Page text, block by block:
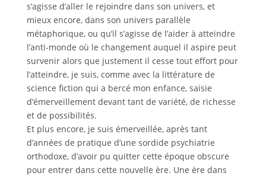
s’agisse d’aller le rejoindre dans son univers, et
mieux encore, dans son univers parallèle
métaphorique, ou qu’il s’agisse de l’aider à atteindre
l’anti-monde où le changement auquel il aspire peut
survenir alors que justement il cesse tout effort pour
l’atteindre, je suis, comme avec la littérature de
science fiction qui a bercé mon enfance, saisie
d’émerveillement devant tant de variété, de richesse
et de possibilités.
Et plus encore, je suis émerveillée, après tant
d’années de pratique d’une sordide psychiatrie
orthodoxe, d’avoir pu quitter cette époque obscure
pour entrer dans cette nouvelle ère. Une ère dans